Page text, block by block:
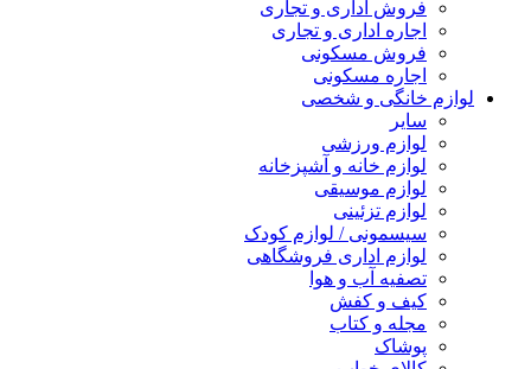
فروش اداری و تجاری
اجاره اداری و تجاری
فروش مسکونی
اجاره مسکونی
لوازم خانگی و شخصی
سایر
لوازم ورزشی
لوازم خانه و آشپزخانه
لوازم موسیقی
لوازم تزئینی
سیسمونی / لوازم کودک
لوازم اداری فروشگاهی
تصفیه آب و هوا
کیف و کفش
مجله و کتاب
پوشاک